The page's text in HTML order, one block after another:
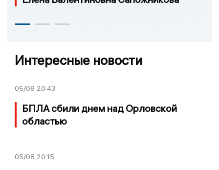
Интересные новости
05/08 20:43
БПЛА сбили днем над Орловской
областью
05/08 20:15